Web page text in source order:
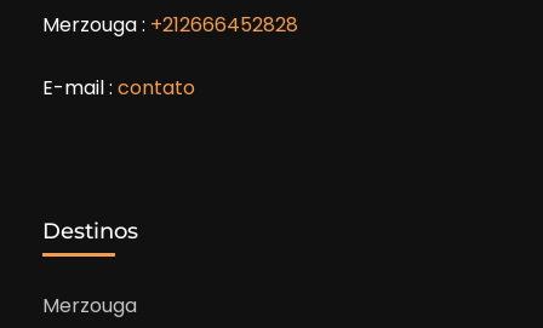
Merzouga : +212666452828
E-mail : contato
Destinos
Merzouga